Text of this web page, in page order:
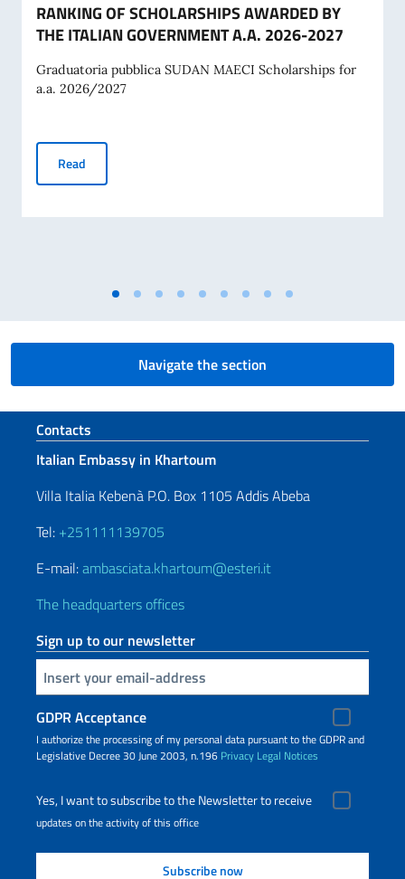
RANKING OF SCHOLARSHIPS AWARDED BY
THE ITALIAN GOVERNMENT A.A. 2026-2027
Graduatoria pubblica SUDAN MAECI Scholarships for
a.a. 2026/2027
Read
Navigate the section
Footer section
Contacts
Italian Embassy in Khartoum
Villa Italia Kebenà P.O. Box 1105 Addis Abeba
Tel: +251111139705
E-mail:ambasciata.khartoum@esteri.it
The headquarters offices
Sign up to our newsletter
Insert your email
GDPR Acceptance
I authorize the processing of my personal data pursuant to the GDPR and
Legislative Decree 30 June 2003, n.196 Privacy Legal Notices
Yes, I want to subscribe to the Newsletter to receive
updates on the activity of this office